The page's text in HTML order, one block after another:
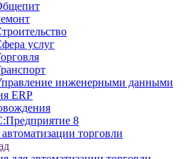
услуг
инженерными данными
ERP
8
торговли